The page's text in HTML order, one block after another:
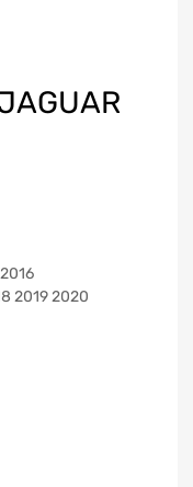
2019 2020